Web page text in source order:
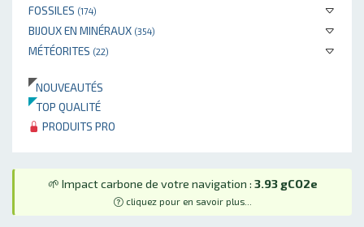
FOSSILES (174)
BIJOUX EN MINÉRAUX (354)
MÉTÉORITES (22)
NOUVEAUTÉS
TOP QUALITÉ
PRODUITS PRO
🌱 Impact carbone de votre navigation : 3.93 gCO2e
cliquez pour en savoir plus...